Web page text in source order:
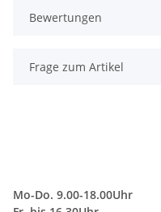
Bewertungen
Frage zum Artikel
Mo-Do. 9.00-18.00Uhr